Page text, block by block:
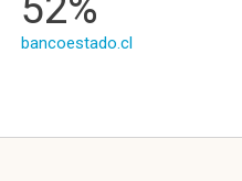
bancoestado.cl